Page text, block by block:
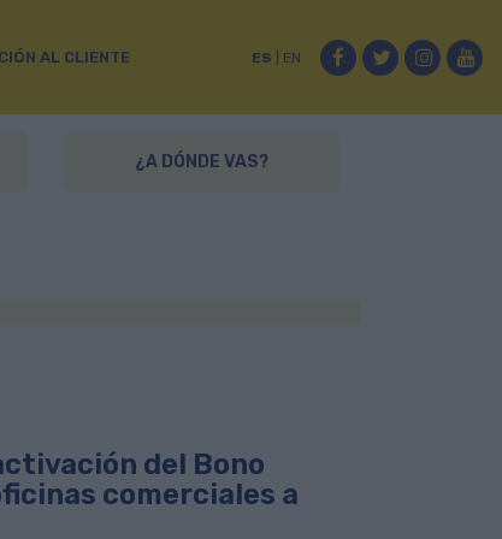
AL CLIENTE Facebook
Twitter
ES EN
¿A DÓNDE VAS?
del Bono
comerciales a